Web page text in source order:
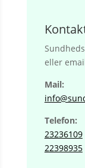
eller
Mail:
Telefon:
23236109
22398935